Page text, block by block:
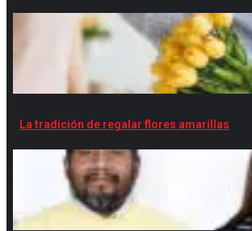
La tradición de regalar flores amarillas